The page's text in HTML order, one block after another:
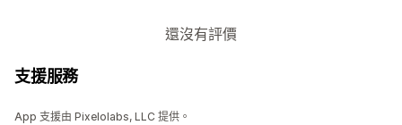
還沒有評價
支援服務
App 支援由 Pixelolabs, LLC 提供。